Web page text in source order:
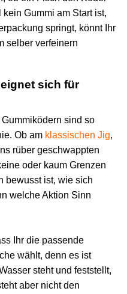
Gummi am Start ist,
springt, könnt Ihr
selber verfeinern
sich für
sind so
Ob am klassischen Jig,
rüber geschwappten
oder kaum Grenzen
bewusst ist, wie sich
welche Aktion Sinn
Ihr die passende
wählt, denn es ist
steht und feststellt,
aber nicht den